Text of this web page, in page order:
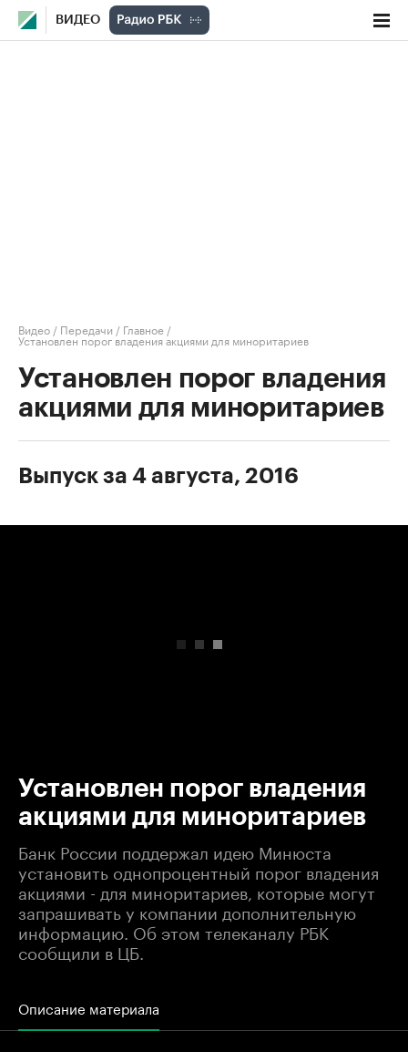
ВИДЕО
Видео / Передачи / Главное /
Установлен порог владения акциями для миноритариев
Установлен порог владения
акциями для миноритариев
Выпуск за 4 августа, 2016
Установлен порог владения
акциями для миноритариев
Банк России поддержал идею Минюста
установить однопроцентный порог владения
акциями - для миноритариев, которые могут
запрашивать у компании дополнительную
информацию. Об этом телеканалу РБК
сообщили в ЦБ.
Описание материала